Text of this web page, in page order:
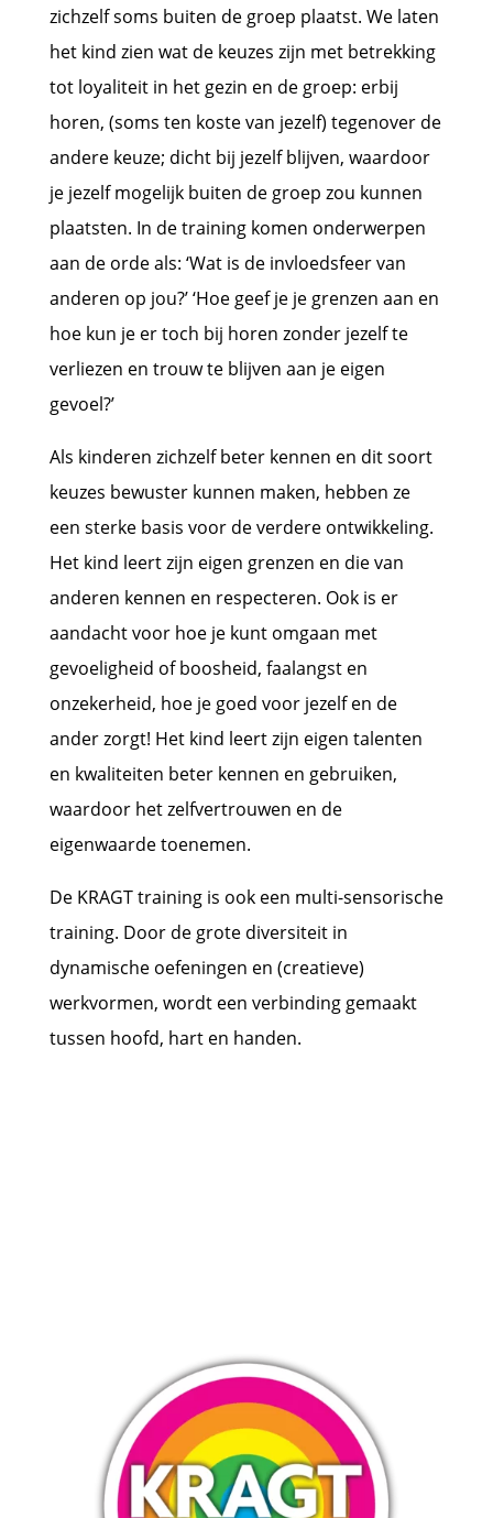
zichzelf soms buiten de groep plaatst. We laten
het kind zien wat de keuzes zijn met betrekking
tot loyaliteit in het gezin en de groep: erbij
horen, (soms ten koste van jezelf) tegenover de
andere keuze; dicht bij jezelf blijven, waardoor
je jezelf mogelijk buiten de groep zou kunnen
plaatsten. In de training komen onderwerpen
aan de orde als: ‘Wat is de invloedsfeer van
anderen op jou?’ ‘Hoe geef je je grenzen aan en
hoe kun je er toch bij horen zonder jezelf te
verliezen en trouw te blijven aan je eigen
gevoel?’
Als kinderen zichzelf beter kennen en dit soort
keuzes bewuster kunnen maken, hebben ze
een sterke basis voor de verdere ontwikkeling.
Het kind leert zijn eigen grenzen en die van
anderen kennen en respecteren. Ook is er
aandacht voor hoe je kunt omgaan met
gevoeligheid of boosheid, faalangst en
onzekerheid, hoe je goed voor jezelf en de
ander zorgt! Het kind leert zijn eigen talenten
en kwaliteiten beter kennen en gebruiken,
waardoor het zelfvertrouwen en de
eigenwaarde toenemen.
De KRAGT training is ook een multi-sensorische
training. Door de grote diversiteit in
dynamische oefeningen en (creatieve)
werkvormen, wordt een verbinding gemaakt
tussen hoofd, hart en handen.